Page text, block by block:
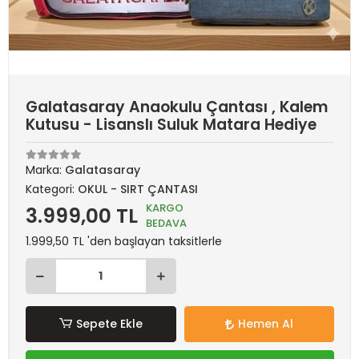
Galatasaray Anaokulu Çantası , Kalem
Kutusu - Lisanslı Suluk Matara Hediye
Marka: Galatasaray
Kategori: OKUL - SIRT ÇANTASI
3.999,00 TL KARGO
BEDAVA
1.999,50 TL 'den başlayan taksitlerle
Sepete Ekle Hemen Al